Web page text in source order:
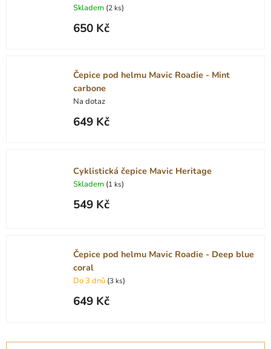
Skladem (2 ks)
650 Kč
Čepice pod helmu Mavic Roadie - Mint
carbone
Na dotaz
649 Kč
Cyklistická čepice Mavic Heritage
Skladem (1 ks)
549 Kč
Čepice pod helmu Mavic Roadie - Deep blue
coral
Do 3 dnů (3 ks)
649 Kč